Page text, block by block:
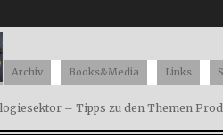
– Tipps zu den Themen
Archiv Books&Media Links